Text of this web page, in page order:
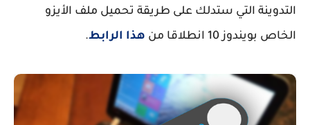
التدوينة التي ستدلك على طريقة تحميل ملف الأيزو
الخاص بويندوز 10 انطلاقا من
هذا الرابط.